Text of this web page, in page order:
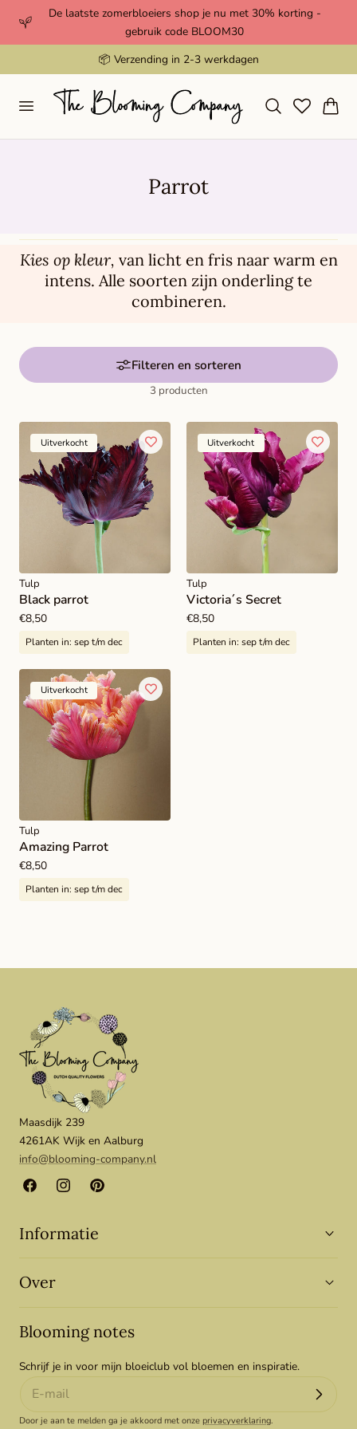
de inhoudDe laatste zomerbloeiers shop je nu met 30% korting -
gebruik code BLOOM30
📦 Verzending in 2-3 werkdagen
V
r
z
a
m
l
i
n
g
:
Parrot
Kies op kleur, van licht en fris naar warm en
intens. Alle soorten zijn onderling te
combineren.
Filteren en sorteren
3 producten
Uitverkocht
Tulp
Black parrot
Normale
€8,50
Planten in: sep t/m dec
Uitverkocht
Tulp
Victoria´s Secret
Normale
€8,50
Planten in: sep t/m dec
Uitverkocht
Tulp
Amazing Parrot
Normale
€8,50
Planten in: sep t/m dec
Maasdijk 239
4261AK Wijk en Aalburg
info@blooming-company.nl
FacebookInstagramPinterest
Informatie
Over
Blooming notes
Schrijf je in voor mijn bloeiclub vol bloemen en inspiratie.
Door je aan te melden ga je akkoord met onze privacyverklaring.